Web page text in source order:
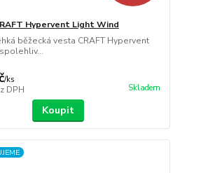
Hypervent Light Wind
běžecká vesta CRAFT Hypervent
/ks
DPH Skladem
Koupit